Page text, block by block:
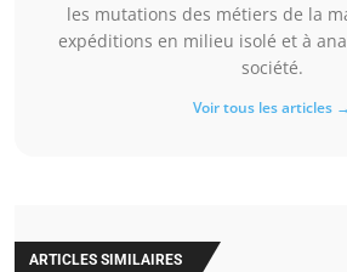
les mutations des métiers de la
expéditions en milieu isolé et à
société.
Voir tous les articles →
ARTICLES SIMILAIRES